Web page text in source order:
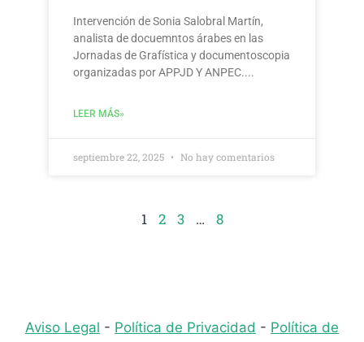
Intervención de Sonia Salobral Martín,
analista de docuemntos árabes en las
Jornadas de Grafística y documentoscopia
organizadas por APPJD Y ANPEC.
LEER MÁS»
septiembre 22, 2025 No hay comentarios
1 2 3 … 8
Aviso Legal - Política de Privacidad - Política de